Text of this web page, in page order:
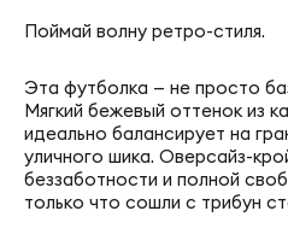
Доставка
Контакты
Поймай волну ретро-стиля.
Эта футболка — не просто
Мягкий бежевый оттенок из
идеально балансирует на
уличного шика. Оверсайз-
беззаботности и полной
только что сошли с трибун